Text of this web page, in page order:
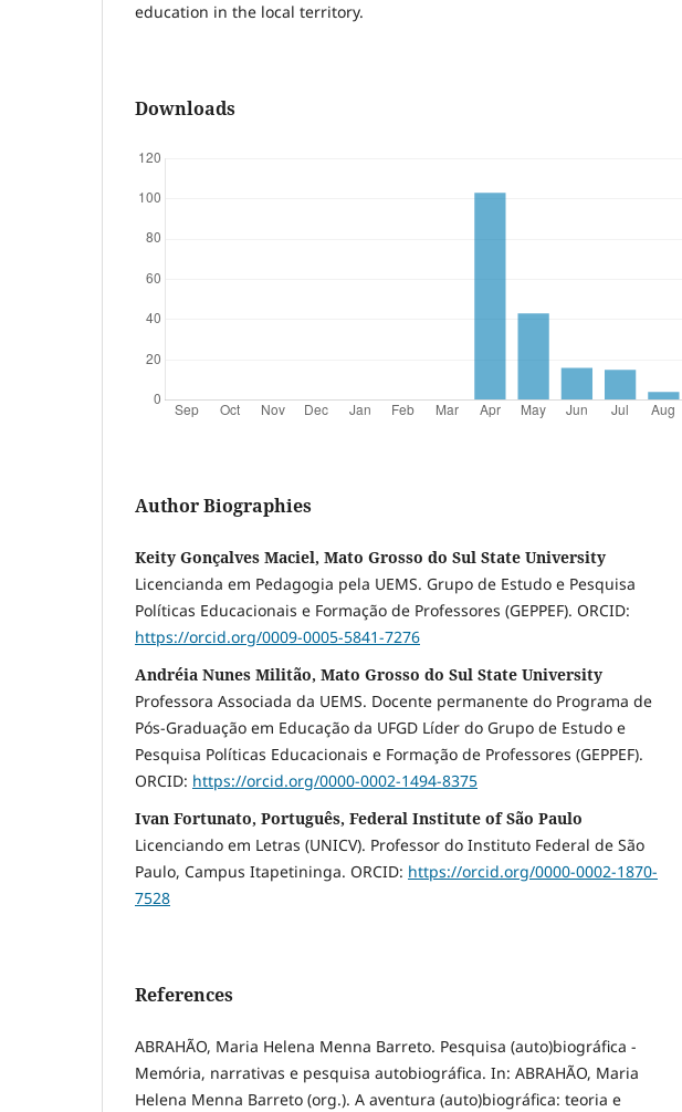
education in the local territory.
Downloads
Author Biographies
Keity Gonçalves Maciel, Mato Grosso do Sul State University
Licencianda em Pedagogia pela UEMS. Grupo de Estudo e Pesquisa
Políticas Educacionais e Formação de Professores (GEPPEF). ORCID:
https://orcid.org/0009-0005-5841-7276
Andréia Nunes Militão, Mato Grosso do Sul State University
Professora Associada da UEMS. Docente permanente do Programa de
Pós-Graduação em Educação da UFGD Líder do Grupo de Estudo e
Pesquisa Políticas Educacionais e Formação de Professores (GEPPEF).
ORCID: https://orcid.org/0000-0002-1494-8375
Ivan Fortunato, Português, Federal Institute of São Paulo
Licenciando em Letras (UNICV). Professor do Instituto Federal de São
Paulo, Campus Itapetininga. ORCID: https://orcid.org/0000-0002-1870-
7528
References
ABRAHÃO, Maria Helena Menna Barreto. Pesquisa (auto)biográfica -
Memória, narrativas e pesquisa autobiográfica. In: ABRAHÃO, Maria
Helena Menna Barreto (org.). A aventura (auto)biográfica: teoria e